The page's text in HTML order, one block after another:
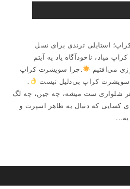
استایلی ترندی برای نسل
میاد، ناخودآگاه یاد یه آیتم
می‌افتیم
.چرا سویشرت کراپ
سویشرت کراپ بی‌دلیل نیست
.
شلواری ست میشه، چه جین، چه لگ
کسایی که دنبال یه ظاهر اسپرت و